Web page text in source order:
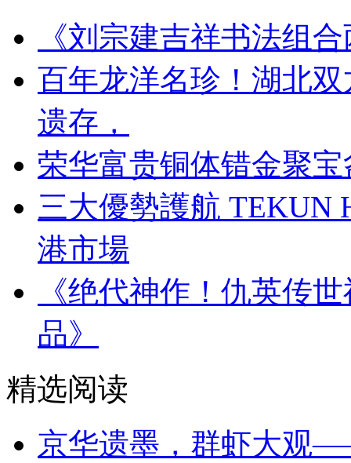
《刘宗建吉祥书法组
百年龙洋名珍！湖北
遗存，
荣华富贵铜体错金聚
三大優勢護航 TEKUN
港市場
《绝代神作！仇英传
品》
精选阅读
京华遗墨，群虾大观